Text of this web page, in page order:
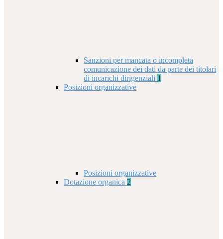
Sanzioni per mancata o incompleta
comunicazione dei dati da parte dei titolari
di incarichi dirigenziali 1
Posizioni organizzative
Posizioni organizzative
Dotazione organica 2